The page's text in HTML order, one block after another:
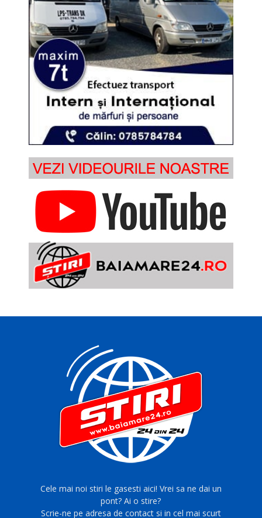
Cele mai noi stiri le gasesti aici! Vrei sa ne dai un
pont? Ai o stire?
Scrie-ne pe adresa de contact si in cel mai scurt